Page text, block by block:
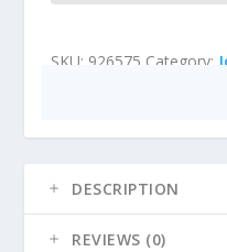
SKU: 926575 Category:
DESCRIPTION
REVIEWS (0)